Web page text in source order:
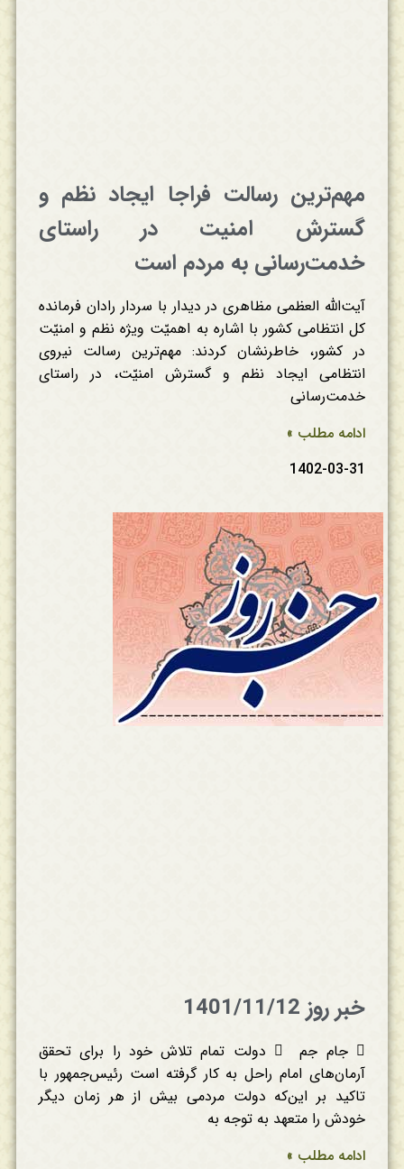
مهم‌ترین رسالت فراجا ایجاد نظم و
گسترش امنیت در راستای
خدمت‌رسانی به مردم است
آیت‌الله العظمی مظاهری در دیدار با سردار رادان فرمانده
کل انتظامی کشور با اشاره به اهمیّت ویژه نظم و امنیّت
در کشور، خاطرنشان کردند: مهم‌ترین رسالت نیروی
انتظامی ایجاد نظم و گسترش امنیّت، در راستای
خدمت‌رسانی
ادامه مطلب »
1402-03-31
خبر روز 1401/11/12
 جام جم  دولت تمام تلاش خود را برای تحقق
آرمان‌های امام راحل به کار گرفته است رئیس‌جمهور با
تاکید بر این‌که دولت مردمی بیش از هر زمان دیگر
خودش را متعهد به توجه به
ادامه مطلب »